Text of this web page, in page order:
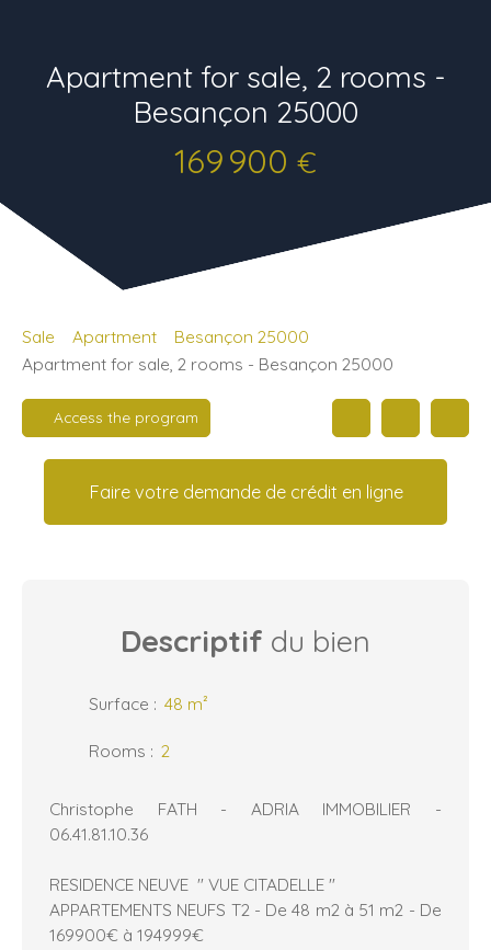
Apartment for sale, 2 rooms -
Besançon 25000
169 900 €
Sale Apartment
Besançon 25000
Apartment for sale, 2 rooms - Besançon 25000
Access the program
Faire votre demande de crédit en ligne
Descriptif du bien
Surface : 48 m²
Rooms : 2
Christophe FATH - ADRIA IMMOBILIER -
06.41.81.10.36
RESIDENCE NEUVE " VUE CITADELLE "
APPARTEMENTS NEUFS T2 - De 48 m2 à 51 m2 - De
169900€ à 194999€